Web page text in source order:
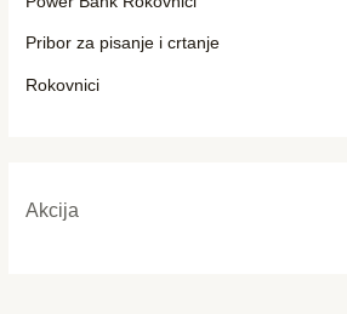
Pribor za pisanje i crtanje
Rokovnici
Akcija